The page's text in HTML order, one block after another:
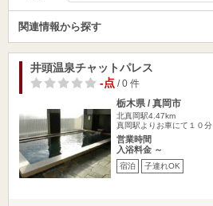
関連情報から探す
井頭温泉チャットパレス
-点/ 0 件
栃木県 / 真岡市
北真岡駅4.47km
真岡駅よりお車にて１０分
営業時間
入浴料金 ～
宿泊 子連れOK